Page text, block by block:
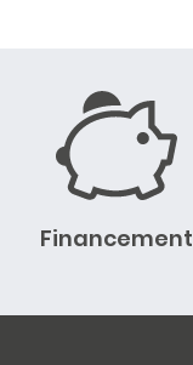
Financement